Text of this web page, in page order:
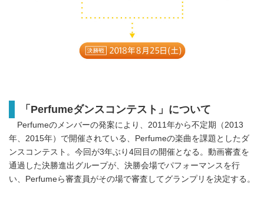
「Perfumeダンスコンテスト」について
Perfumeのメンバーの発案により、2011年から不定期（2013
年、2015年）で開催されている、Perfumeの楽曲を課題としたダ
ンスコンテスト。今回が3年ぶり4回目の開催となる。動画審査を
通過した決勝進出グループが、決勝会場でパフォーマンスを行
い、Perfumeら審査員がその場で審査してグランプリを決定する。